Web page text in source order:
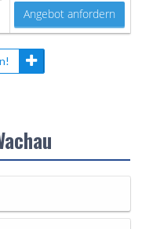
Angebot anfordern